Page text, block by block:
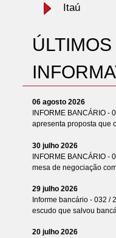
Itaú
ÚLTIMOS
06 agosto 2026
INFORME BANCÁRIO -
apresenta proposta que
30 julho 2026
INFORME BANCÁRIO -
mesa de negociação
29 julho 2026
Informe bancário - 032 /
escudo que salvou
20 julho 2026